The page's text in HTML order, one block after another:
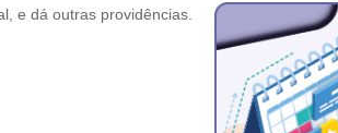
e dá outras providências.